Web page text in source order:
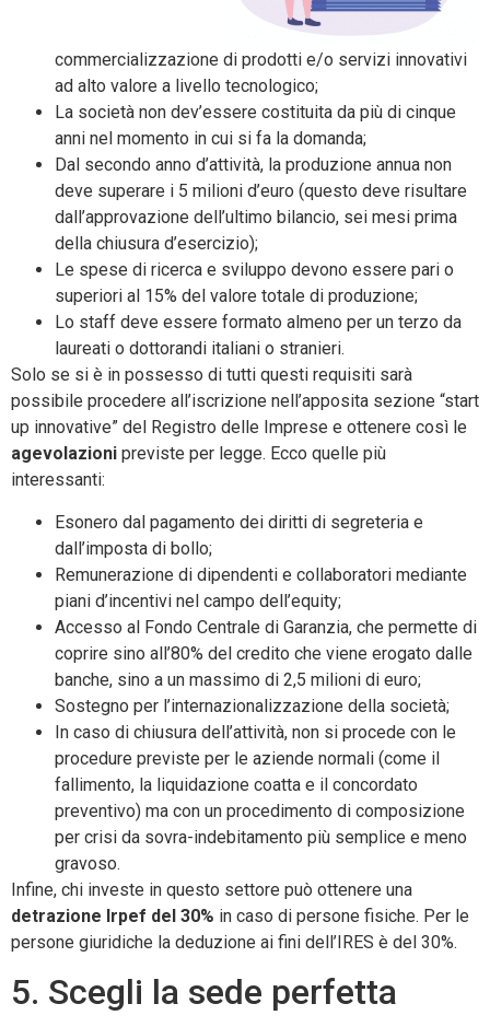
commercializzazione di prodotti e/o servizi innovativi
ad alto valore a livello tecnologico;
La società non dev’essere costituita da più di cinque
anni nel momento in cui si fa la domanda;
Dal secondo anno d’attività, la produzione annua non
deve superare i 5 milioni d’euro (questo deve risultare
dall’approvazione dell’ultimo bilancio, sei mesi prima
della chiusura d’esercizio);
Le spese di ricerca e sviluppo devono essere pari o
superiori al 15% del valore totale di produzione;
Lo staff deve essere formato almeno per un terzo da
laureati o dottorandi italiani o stranieri.
Solo se si è in possesso di tutti questi requisiti sarà
possibile procedere all’iscrizione nell’apposita sezione “start
up innovative” del Registro delle Imprese e ottenere così le
agevolazioni previste per legge. Ecco quelle più
interessanti:
Esonero dal pagamento dei diritti di segreteria e
dall’imposta di bollo;
Remunerazione di dipendenti e collaboratori mediante
piani d’incentivi nel campo dell’equity;
Accesso al Fondo Centrale di Garanzia, che permette di
coprire sino all’80% del credito che viene erogato dalle
banche, sino a un massimo di 2,5 milioni di euro;
Sostegno per l’internazionalizzazione della società;
In caso di chiusura dell’attività, non si procede con le
procedure previste per le aziende normali (come il
fallimento, la liquidazione coatta e il concordato
preventivo) ma con un procedimento di composizione
per crisi da sovra-indebitamento più semplice e meno
gravoso.
Infine, chi investe in questo settore può ottenere una
detrazione Irpef del 30% in caso di persone fisiche. Per le
persone giuridiche la deduzione ai fini dell’IRES è del 30%.
5. Scegli la sede perfetta